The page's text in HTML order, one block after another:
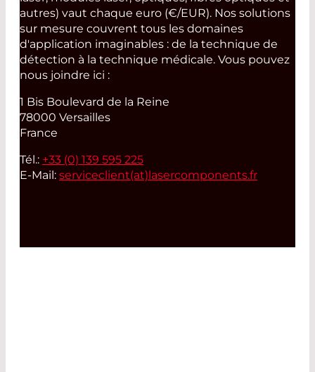
autres) vaut chaque euro (€/EUR). Nos solutions
sur mesure couvrent tous les domaines
d'application imaginables : de la technique de
détection à la technique médicale. Vous pouvez
nous joindre ici :
1 Bis Boulevard de la Reine
78000 Versailles
France
Tél.: +33 (0) 139 595 225
E-Mail: serviceclient(at)lasercomponents.fr